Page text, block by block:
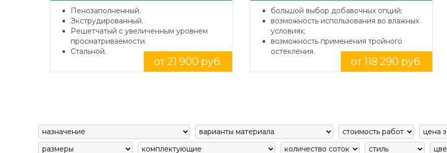
Пенозаполненный.
Экструдированный.
Решетчатый с увеличенным уровнем
просматриваемости.
Стальной.
от 21 900 руб.
большой выбор добавочных опций;
возможность использования во влажных
условиях;
возможность применения тройного
остекления.
от 118 290 руб.